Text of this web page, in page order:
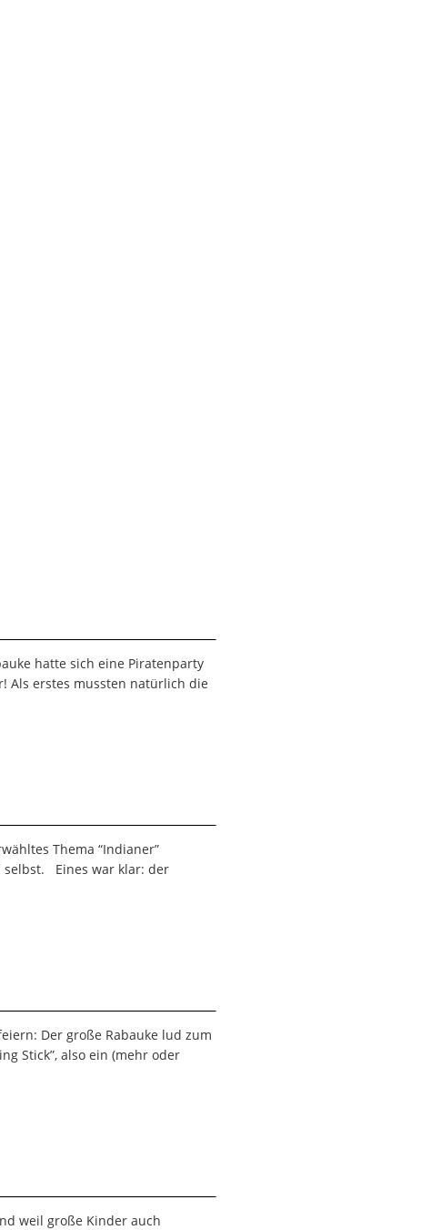
hatte sich eine Piratenparty
Als erstes mussten natürlich die
Thema “Indianer”
selbst. Eines war klar: der
Der große Rabauke lud zum
Stick”, also ein (mehr oder
weil große Kinder auch